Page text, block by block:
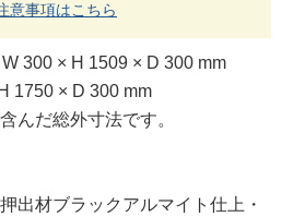
意事項はこちら
300 × H 1509 × D 300 mm
1750 × D 300 mm
んだ総外寸法です。
出材ブラックアルマイト仕上・